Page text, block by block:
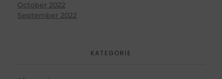
October 2022
September 2022
KATEGORIE